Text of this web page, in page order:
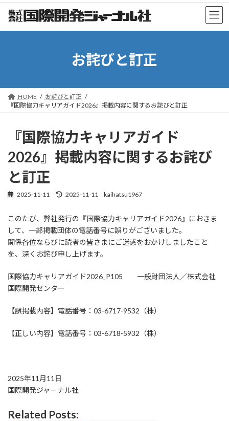
コ
ッ
ナ
移
お詫びと訂正
HOME
お詫びと訂正
『国際協力キャリアガイド2026』掲載内容に関するお詫びと訂正
『国際協力キャリアガイド
2026』掲載内容に関するお詫び
と訂正
2025-11-11
最
更
新
日
時
2025-11-11 kaihatsu1967
このたび、弊社発行の『国際協力キャリアガイド2026』におきま
して、一部掲載団体の電話番号に誤りがございました。
関係各位ならびに読者の皆さまにご迷惑をおかけしましたこと
を、深くお詫び申し上げます。
国際協力キャリアガイド2026_P105 一般財団法人／株式会社
国際開発センター
【誤掲載内容】電話番号：03-6717-9532（株）
【正しい内容】電話番号：03-6718-5932（株）
2025年11月11日
国際開発ジャーナル社
Related Posts: